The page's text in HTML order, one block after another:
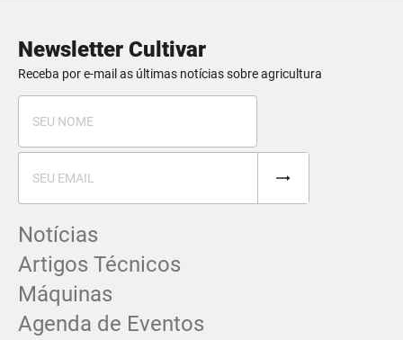
Newsletter Cultivar
Receba por e-mail as últimas notícias sobre agricultura
Notícias
Artigos Técnicos
Máquinas
Agenda de Eventos